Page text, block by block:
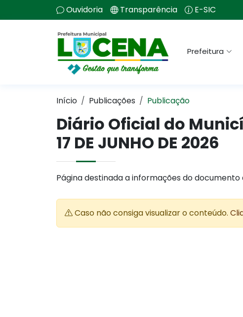
Ouvidoria Transparência E-SIC
Prefeitura
Início Publicações Publicação
Diário Oficial do
17 DE JUNHO DE 2026
Página destinada a informações do documento
Caso não consiga visualizar o conteúdo.